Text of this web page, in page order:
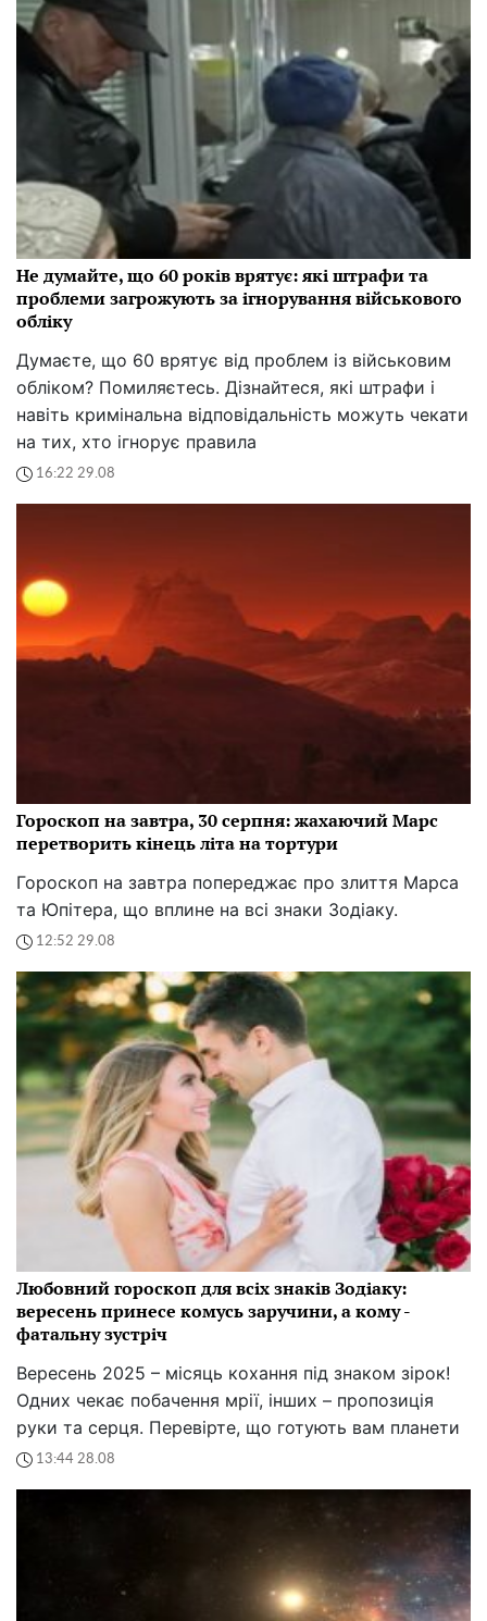
Не думайте, що 60 років врятує: які штрафи та
проблеми загрожують за ігнорування військового
обліку
Думаєте, що 60 врятує від проблем із військовим
обліком? Помиляєтесь. Дізнайтеся, які штрафи і
навіть кримінальна відповідальність можуть чекати
на тих, хто ігнорує правила
16:22 29.08
Гороскоп на завтра, 30 серпня: жахаючий Марс
перетворить кінець літа на тортури
Гороскоп на завтра попереджає про злиття Марса
та Юпітера, що вплине на всі знаки Зодіаку.
12:52 29.08
Любовний гороскоп для всіх знаків Зодіаку:
вересень принесе комусь заручини, а кому -
фатальну зустріч
Вересень 2025 – місяць кохання під знаком зірок!
Одних чекає побачення мрії, інших – пропозиція
руки та серця. Перевірте, що готують вам планети
13:44 28.08